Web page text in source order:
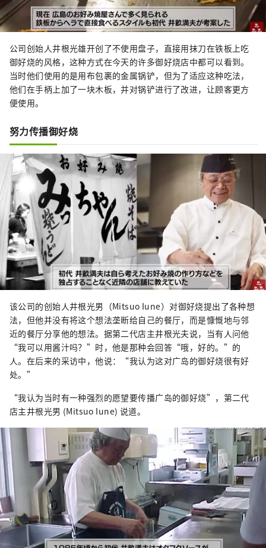
公司创始人井根光雄开创了不使用盘子，直接用抹刀在铁板上吃
御好烧的风格，这种方式在今天的许多御好烧店中都可以看到。
当时他们使用的是用布包裹的金属锅铲，但为了适应这种吃法，
他们在手柄上加了一块木板，并对锅铲进行了改进，让顾客更方
便使用。
努力传播御好烧
该公司的创始人井根光男（Mitsuo Iune）对御好烧提出了各种想
法，但他并没有将这个想法垄断给自己的餐厅，而是慷慨地与邻
近的餐厅分享他的想法。据第二代店主井根光夫说，当有人问他
“我可以用酱汁吗？”时，他是那种会回答“哦，好的。”的
人。在后来的采访中，他说：“我认为这对广岛的御好烧很有好
处。”
“我认为当时有一种强烈的愿望要传播广岛的御好烧”，第二代
店主井根光男 (Mitsuo Iune) 说道。